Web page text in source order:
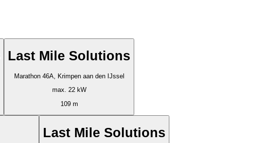
Last Mile Solutions
Marathon 46A, Krimpen aan den IJssel
max. 22 kW
109 m
Last Mile Solutions